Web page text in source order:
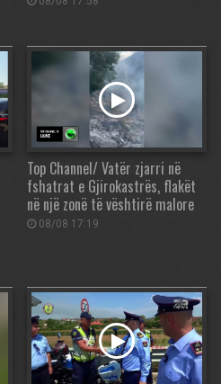
Top Channel/ Vatër zjarri në
fshatrat e Gjirokastrës, flakët
në një zonë të vështirë malore
08/08 17:19